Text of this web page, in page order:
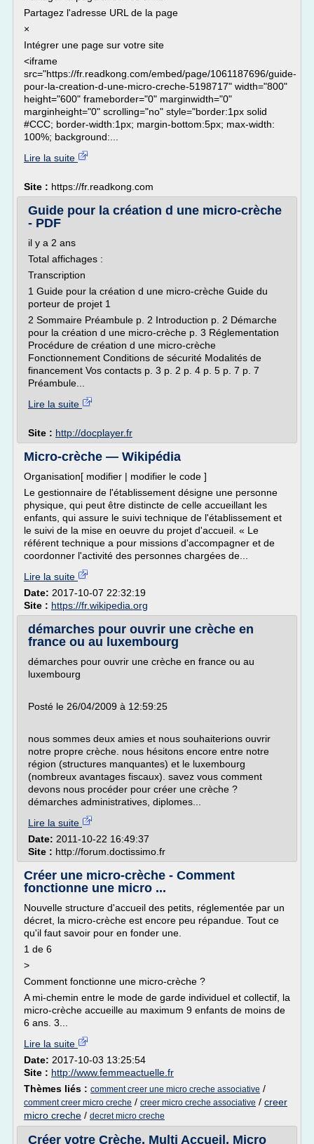
Partagez l'adresse URL de la page
×
Intégrer une page sur votre site
<iframe
src="https://fr.readkong.com/embed/page/1061187696/guide-
pour-la-creation-d-une-micro-creche-5198717" width="800"
height="600" frameborder="0" marginwidth="0"
marginheight="0" scrolling="no" style="border:1px solid
#CCC; border-width:1px; margin-bottom:5px; max-width:
100%; background:...
Lire la suite
Site : https://fr.readkong.com
Guide pour la création d une micro-crèche
- PDF
il y a 2 ans
Total affichages :
Transcription
1 Guide pour la création d une micro-crèche Guide du
porteur de projet 1
2 Sommaire Préambule p. 2 Introduction p. 2 Démarche
pour la création d une micro-crèche p. 3 Réglementation
Procédure de création d une micro-crèche
Fonctionnement Conditions de sécurité Modalités de
financement Vos contacts p. 3 p. 2 p. 4 p. 5 p. 7 p. 7
Préambule...
Lire la suite
Site : http://docplayer.fr
Micro-crèche — Wikipédia
Organisation[ modifier | modifier le code ]
Le gestionnaire de l'établissement désigne une personne
physique, qui peut être distincte de celle accueillant les
enfants, qui assure le suivi technique de l'établissement et
le suivi de la mise en oeuvre du projet d'accueil. « Le
référent technique a pour missions d'accompagner et de
coordonner l'activité des personnes chargées de...
Lire la suite
Date: 2017-10-07 22:32:19
Site : https://fr.wikipedia.org
démarches pour ouvrir une crèche en
france ou au luxembourg
démarches pour ouvrir une crèche en france ou au
luxembourg
Posté le 26/04/2009 à 12:59:25
nous sommes deux amies et nous souhaiterions ouvrir
notre propre crèche. nous hésitons encore entre notre
région (structures manquantes) et le luxembourg
(nombreux avantages fiscaux). savez vous comment
devons nous procéder pour créer une crèche ?
démarches administratives, diplomes...
Lire la suite
Date: 2011-10-22 16:49:37
Site : http://forum.doctissimo.fr
Créer une micro-crèche - Comment
fonctionne une micro ...
Nouvelle structure d'accueil des petits, réglementée par un
décret, la micro-crèche est encore peu répandue. Tout ce
qu'il faut savoir pour en fonder une.
1 de 6
>
Comment fonctionne une micro-crèche ?
A mi-chemin entre le mode de garde individuel et collectif, la
micro-crèche accueille au maximum 9 enfants de moins de
6 ans. 3...
Lire la suite
Date: 2017-10-03 13:25:54
Site : http://www.femmeactuelle.fr
Thèmes liés : comment creer une micro creche associative /
comment creer micro creche / creer micro creche associative / creer
micro creche / decret micro creche
Créer votre Crèche, Multi Accueil, Micro